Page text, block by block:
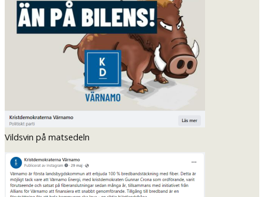
Vildsvin på matsedeln